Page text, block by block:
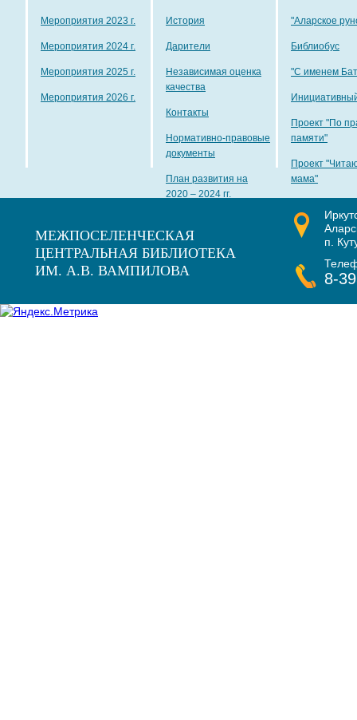
Мероприятия 2023 г.
Мероприятия 2024 г.
Мероприятия 2025 г.
Мероприятия 2026 г.
История
Дарители
Независимая оценка
качества
Контакты
Нормативно-правовые
документы
План развития на
2020 – 2024 гг.
"Аларское
Библиобус
"С именем
Проект "По
памяти"
Проект
мама"
МЕЖПОСЕЛЕНЧЕСКАЯ
ЦЕНТРАЛЬНАЯ БИБЛИОТЕКА
ИМ. А.В. ВАМПИЛОВА
п.
8-